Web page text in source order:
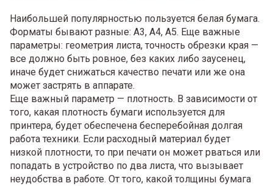
Наибольшей популярностью пользуется белая бумага.
Форматы бывают разные: А3, А4, А5. Еще важные
параметры: геометрия листа, точность обрезки края —
все должно быть ровное, без каких либо заусенец,
иначе будет снижаться качество печати или же она
может застрять в аппарате.
Еще важный параметр — плотность. В зависимости от
того, какая плотность бумаги используется для
принтера, будет обеспечена бесперебойная долгая
работа техники. Если расходный материал будет
низкой плотности, то при печати он может рваться или
попадать в устройство по два листа, что вызывает
неудобства в работе. От того, какой толщины бумага